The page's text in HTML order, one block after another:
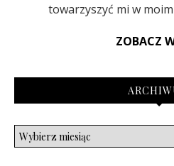
towarzyszyć mi w
ZOBACZ